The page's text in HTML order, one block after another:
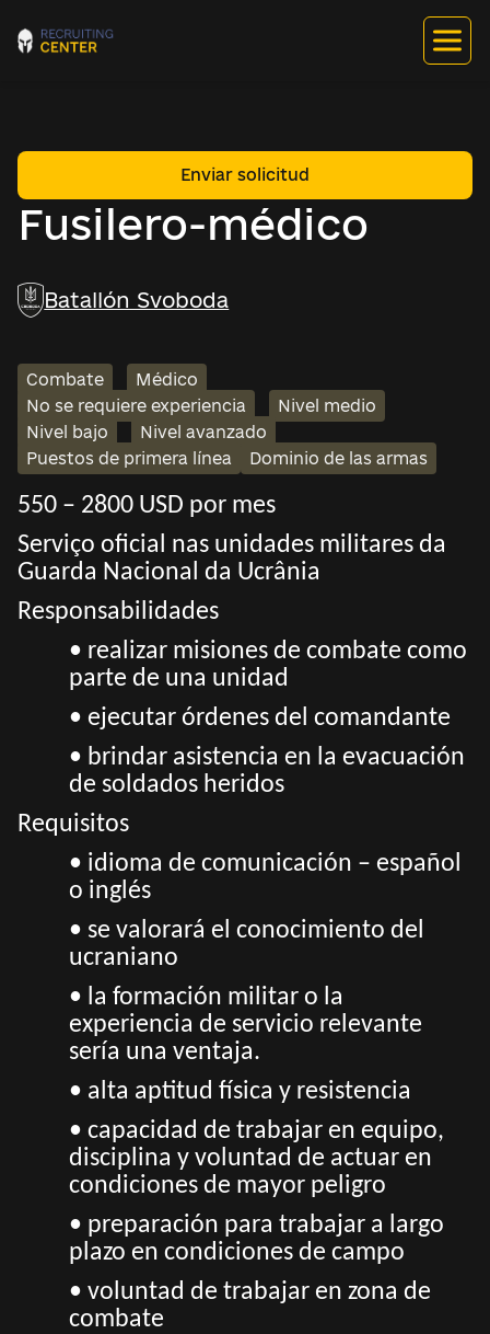
Fusilero-médico
Enviar solicitud
Batallón Svoboda
Combate
Médico
No se requiere experiencia
Nivel medio
Nivel bajo
Nivel avanzado
Puestos de primera línea
Dominio de las armas
550 – 2800 USD por mes
Serviço oficial nas unidades militares da
Guarda Nacional da Ucrânia
Responsabilidades
• realizar misiones de combate como
parte de una unidad
• ejecutar órdenes del comandante
• brindar asistencia en la evacuación
de soldados heridos
Requisitos
• idioma de comunicación – español
o inglés
• se valorará el conocimiento del
ucraniano
• la formación militar o la
experiencia de servicio relevante
sería una ventaja.
• alta aptitud física y resistencia
• capacidad de trabajar en equipo,
disciplina y voluntad de actuar en
condiciones de mayor peligro
• preparación para trabajar a largo
plazo en condiciones de campo
• voluntad de trabajar en zona de
combate